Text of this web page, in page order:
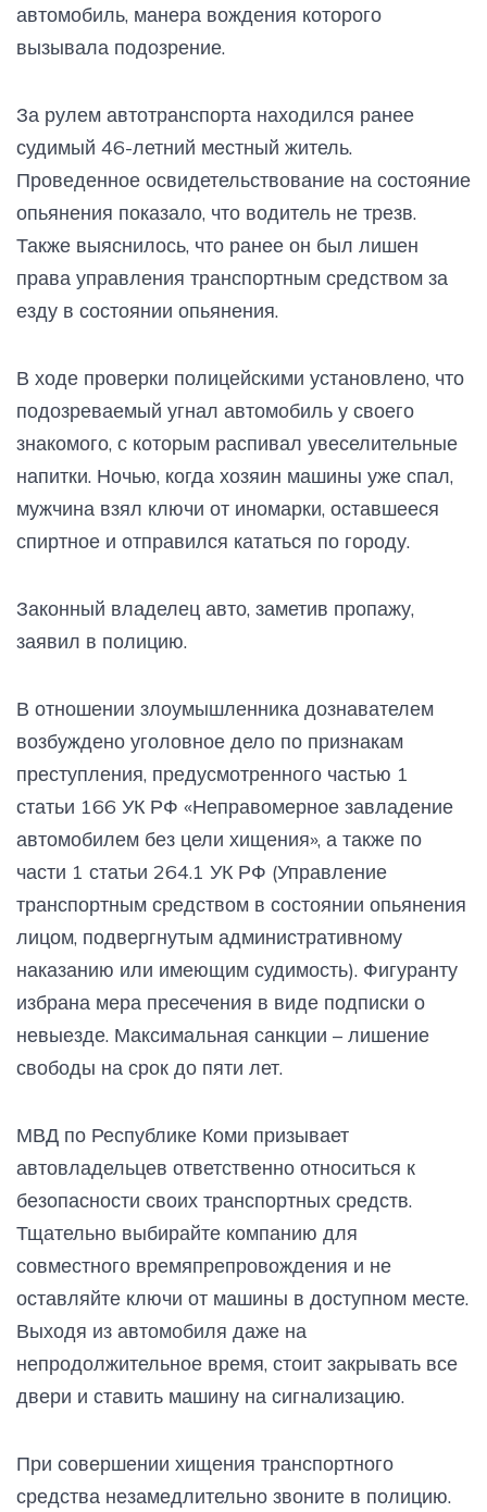
автомобиль, манера вождения которого
вызывала подозрение.
За рулем автотранспорта находился ранее
судимый 46-летний местный житель.
Проведенное освидетельствование на состояние
опьянения показало, что водитель не трезв.
Также выяснилось, что ранее он был лишен
права управления транспортным средством за
езду в состоянии опьянения.
В ходе проверки полицейскими установлено, что
подозреваемый угнал автомобиль у своего
знакомого, с которым распивал увеселительные
напитки. Ночью, когда хозяин машины уже спал,
мужчина взял ключи от иномарки, оставшееся
спиртное и отправился кататься по городу.
Законный владелец авто, заметив пропажу,
заявил в полицию.
В отношении злоумышленника дознавателем
возбуждено уголовное дело по признакам
преступления, предусмотренного частью 1
статьи 166 УК РФ «Неправомерное завладение
автомобилем без цели хищения», а также по
части 1 статьи 264.1 УК РФ (Управление
транспортным средством в состоянии опьянения
лицом, подвергнутым административному
наказанию или имеющим судимость). Фигуранту
избрана мера пресечения в виде подписки о
невыезде. Максимальная санкции – лишение
свободы на срок до пяти лет.
МВД по Республике Коми призывает
автовладельцев ответственно относиться к
безопасности своих транспортных средств.
Тщательно выбирайте компанию для
совместного времяпрепровождения и не
оставляйте ключи от машины в доступном месте.
Выходя из автомобиля даже на
непродолжительное время, стоит закрывать все
двери и ставить машину на сигнализацию.
При совершении хищения транспортного
средства незамедлительно звоните в полицию.